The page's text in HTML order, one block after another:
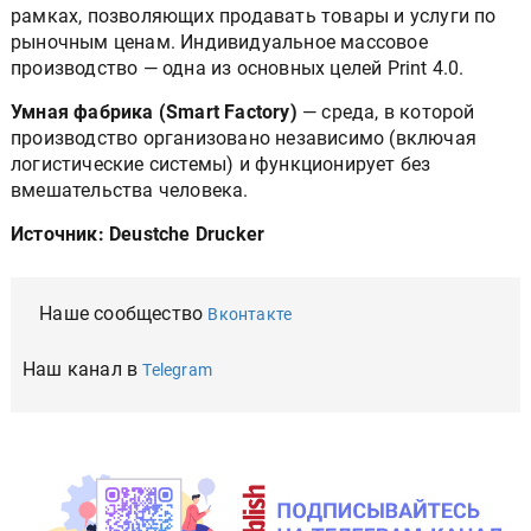
рамках, позволяющих продавать товары и услуги по
рыночным ценам. Индивидуальное массовое
производство — одна из основных целей Print 4.0.
Умная фабрика (Smart Factory) — среда, в которой
производство организовано независимо (включая
логистические системы) и функционирует без
вмешательства человека.
Источник: Deustche Drucker
Наше сообщество Вконтакте
Наш канал вTelegram